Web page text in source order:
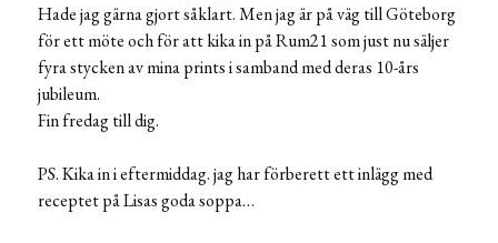
Hade jag gärna gjort såklart. Men jag är på väg till Göteborg
för ett möte och för att kika in på Rum21 som just nu säljer
fyra stycken av mina prints i samband med deras 10-års
jubileum.
Fin fredag till dig.
PS. Kika in i eftermiddag. jag har förberett ett inlägg med
receptet på Lisas goda soppa…